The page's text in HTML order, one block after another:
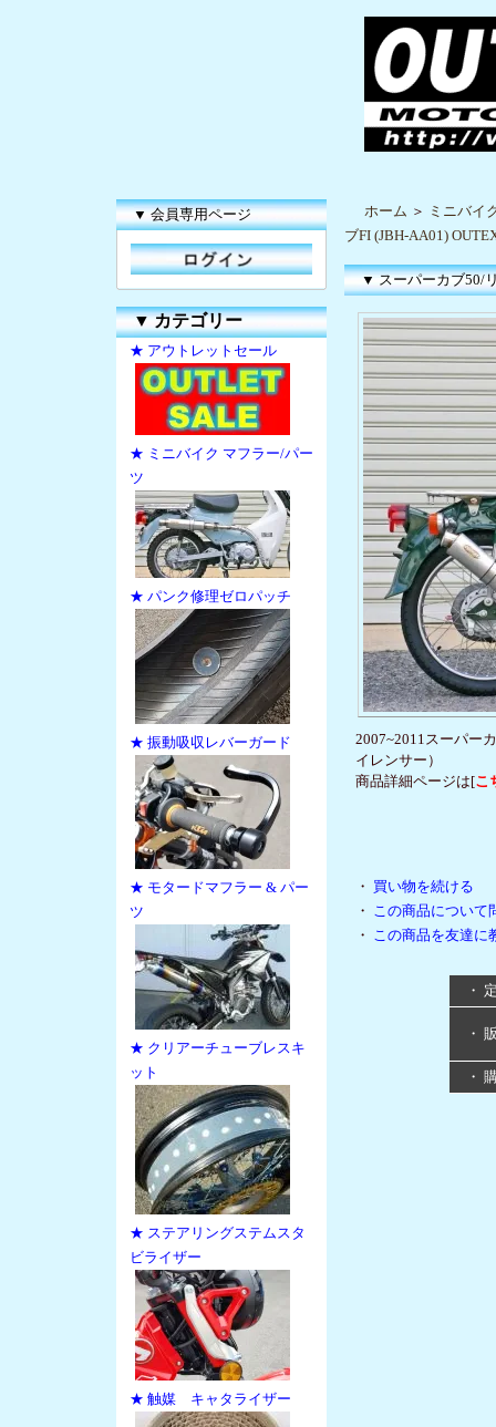
▼ 会員専用ページ
▼カテゴリー
★ アウトレットセール
★ ミニバイク マフラー/パー
ツ
★ パンク修理ゼロパッチ
★ 振動吸収レバーガード
★ モタードマフラー & パー
ツ
★ クリアーチューブレスキ
ット
★ ステアリングステムスタ
ビライザー
★ 触媒 キャタライザー
ホーム ＞ ミニバイ
ブFI (JBH-AA01)
▼ スーパーカブ50/
2007~2011スーパー
イレンサー）
商品詳細ページは[こ
・ 買い物を続ける
・ この商品について
・ この商品を友達に
・
・
・